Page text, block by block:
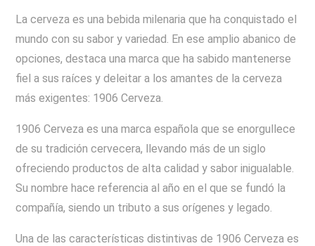
La cerveza es una bebida milenaria que ha conquistado el
mundo con su sabor y variedad. En ese amplio abanico de
opciones, destaca una marca que ha sabido mantenerse
fiel a sus raíces y deleitar a los amantes de la cerveza
más exigentes: 1906 Cerveza.
1906 Cerveza es una marca española que se enorgullece
de su tradición cervecera, llevando más de un siglo
ofreciendo productos de alta calidad y sabor inigualable.
Su nombre hace referencia al año en el que se fundó la
compañía, siendo un tributo a sus orígenes y legado.
Una de las características distintivas de 1906 Cerveza es